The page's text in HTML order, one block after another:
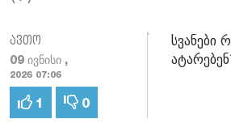
ავთო
09 ივნისი ,
2026 07:06
1 0
სვანები